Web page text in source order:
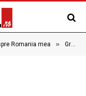
Romania mea » Gradina Maicii Domnului